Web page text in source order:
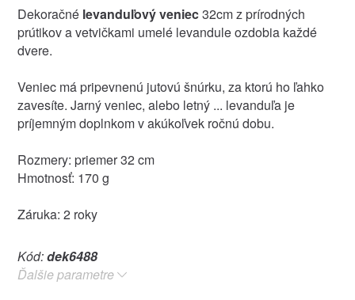
Dekoračné levanduľový veniec32cm z prírodných
prútikov a vetvičkami umelé levandule ozdobia každé
dvere.
Veniec má pripevnenú jutovú šnúrku, za ktorú ho ľahko
zavesíte. Jarný veniec, alebo letný ... levanduľa je
príjemným doplnkom v akúkoľvek ročnú dobu.
Rozmery: priemer 32 cm
Hmotnosť: 170 g
Záruka: 2 roky
Kód:dek6488
Ďalšie parametre